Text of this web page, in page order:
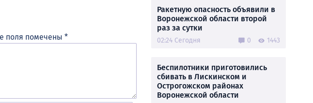
поля помечены *
Ракетную опасность объявили в
Воронежской области второй
раз за сутки
02:24 Сегодня 0 1443
Беспилотники приготовились
сбивать в Лискинском и
Острогожском районах
Воронежской области